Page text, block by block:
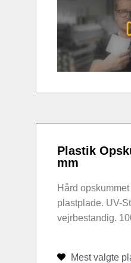
Plastik
mm
Hård
plastplade. UV-
vejrbestandig.
Mest valgte